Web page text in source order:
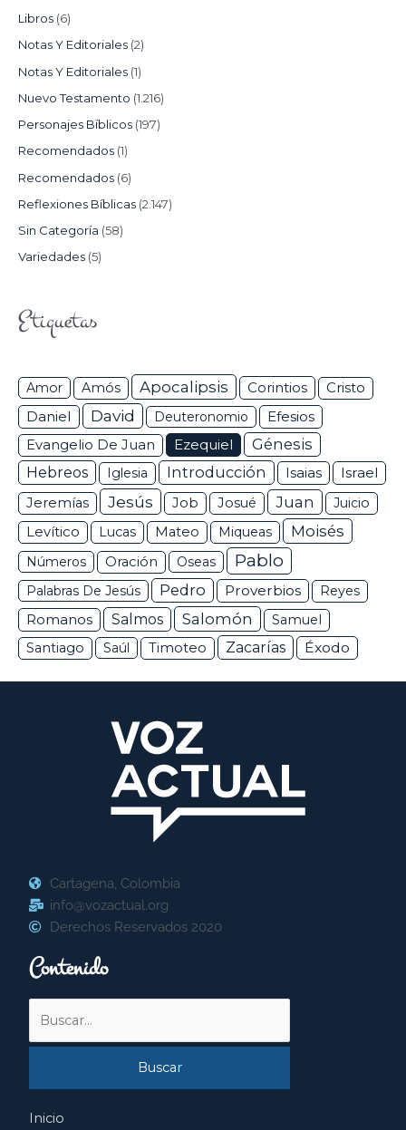
Libros (6)
Notas Y Editoriales (2)
Notas Y Editoriales (1)
Nuevo Testamento (1.216)
Personajes Bíblicos (197)
Recomendados (1)
Recomendados (6)
Reflexiones Bíblicas (2.147)
Sin Categoría (58)
Variedades (5)
Etiquetas
Amor Amós Apocalipsis Corintios Cristo
Daniel David Deuteronomio Efesios
Evangelio De Juan Ezequiel
Génesis
Hebreos
Iglesia Introducción Isaias Israel
Jeremías Jesús Job Josué Juan
Juicio
Levítico
Lucas Mateo Miqueas Moisés
Números Oración Oseas Pablo
Palabras De Jesús Pedro Proverbios Reyes
Romanos Salmos Salomón
Samuel
Santiago
Saúl Timoteo Zacarías Éxodo
Cartagena, Colombia
info@vozactual.org
Derechos Reservados 2020
Contenido
Inicio